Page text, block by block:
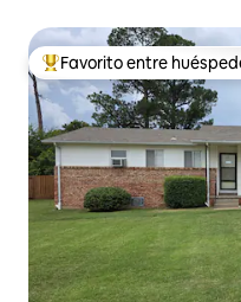
Favorito entre
Favorito entre